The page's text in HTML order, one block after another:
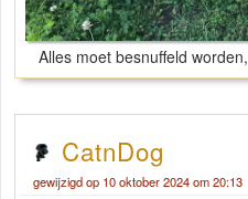
Alles moet besnuffeld worden,
CatnDog
gewijzigd op 10 oktober 2024 om 20:13